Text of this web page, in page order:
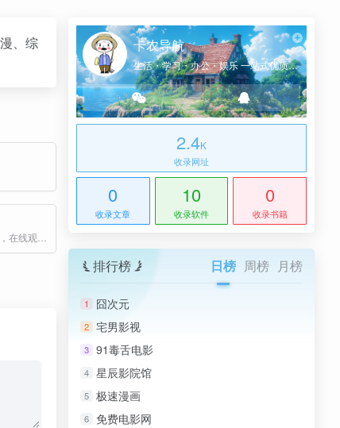
、综
卡农导航
生活・学习・办公・娱乐 一站式优质网址导航
2.4K
收录网址
0
收录文章
10
收录软件
0
收录书籍
排行榜 日榜 周榜 月榜
1 囧次元
2 宅男影视
3 91毒舌电影
4 星辰影院馆
5 极速漫画
6 免费电影网